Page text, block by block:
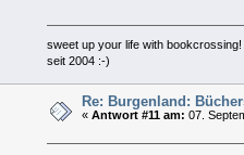
sweet up your life with bookcrossing!
seit 2004 :-)
Re: Burgenland:
«Antwort #11 am: 07.